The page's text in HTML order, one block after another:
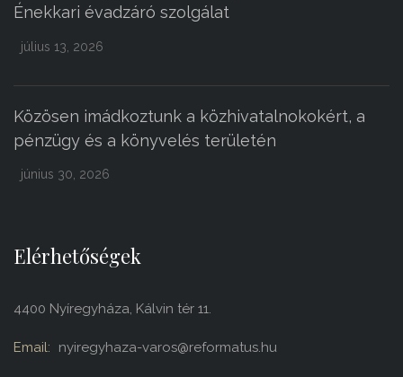
Énekkari évadzáró szolgálat
július 13, 2026
Közösen imádkoztunk a közhivatalnokokért, a
pénzügy és a könyvelés területén
június 30, 2026
Elérhetőségek
4400 Nyíregyháza, Kálvin tér 11.
Email: nyiregyhaza-varos@reformatus.hu